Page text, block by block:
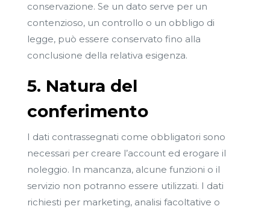
conservazione. Se un dato serve per un
contenzioso, un controllo o un obbligo di
legge, può essere conservato fino alla
conclusione della relativa esigenza.
5. Natura del
conferimento
I dati contrassegnati come obbligatori sono
necessari per creare l’account ed erogare il
noleggio. In mancanza, alcune funzioni o il
servizio non potranno essere utilizzati. I dati
richiesti per marketing, analisi facoltative o